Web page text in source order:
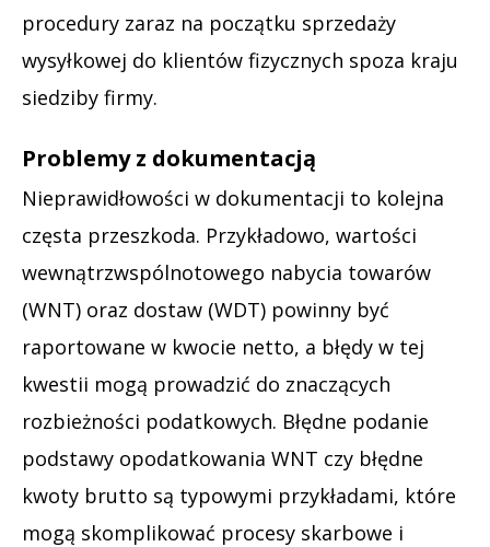
procedury zaraz na początku sprzedaży
wysyłkowej do klientów fizycznych spoza kraju
siedziby firmy.
Problemy z dokumentacją
Nieprawidłowości w dokumentacji to kolejna
częsta przeszkoda. Przykładowo, wartości
wewnątrzwspólnotowego nabycia towarów
(WNT) oraz dostaw (WDT) powinny być
raportowane w kwocie netto, a błędy w tej
kwestii mogą prowadzić do znaczących
rozbieżności podatkowych. Błędne podanie
podstawy opodatkowania WNT czy błędne
kwoty brutto są typowymi przykładami, które
mogą skomplikować procesy skarbowe i